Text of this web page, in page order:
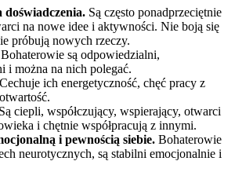
doświadczenia. Są często ponadprzeciętnie
na nowe idee i aktywności. Nie boją się
próbują nowych rzeczy.
Bohaterowie są odpowiedzialni,
i można na nich polegać.
Cechuje ich energetyczność, chęć pracy z
Są ciepli, współczujący, wspierający, otwarci
i chętnie współpracują z innymi.
i pewnością siebie. Bohaterowie
neurotycznych, są stabilni emocjonalnie i